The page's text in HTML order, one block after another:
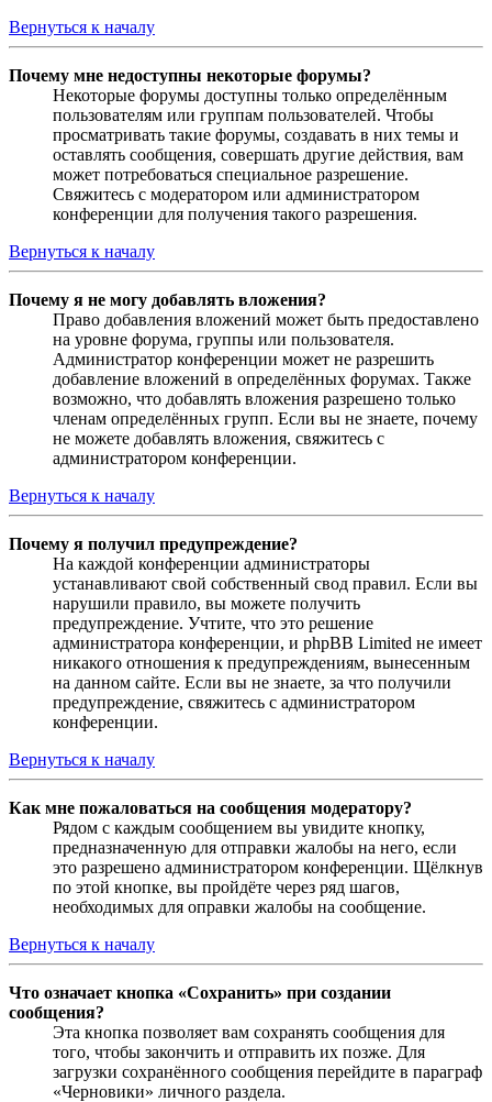
Вернуться к началу
Почему мне недоступны некоторые форумы?
Некоторые форумы доступны только определённым
пользователям или группам пользователей. Чтобы
просматривать такие форумы, создавать в них темы и
оставлять сообщения, совершать другие действия, вам
может потребоваться специальное разрешение.
Свяжитесь с модератором или администратором
конференции для получения такого разрешения.
Вернуться к началу
Почему я не могу добавлять вложения?
Право добавления вложений может быть предоставлено
на уровне форума, группы или пользователя.
Администратор конференции может не разрешить
добавление вложений в определённых форумах. Также
возможно, что добавлять вложения разрешено только
членам определённых групп. Если вы не знаете, почему
не можете добавлять вложения, свяжитесь с
администратором конференции.
Вернуться к началу
Почему я получил предупреждение?
На каждой конференции администраторы
устанавливают свой собственный свод правил. Если вы
нарушили правило, вы можете получить
предупреждение. Учтите, что это решение
администратора конференции, и phpBB Limited не имеет
никакого отношения к предупреждениям, вынесенным
на данном сайте. Если вы не знаете, за что получили
предупреждение, свяжитесь с администратором
конференции.
Вернуться к началу
Как мне пожаловаться на сообщения модератору?
Рядом с каждым сообщением вы увидите кнопку,
предназначенную для отправки жалобы на него, если
это разрешено администратором конференции. Щёлкнув
по этой кнопке, вы пройдёте через ряд шагов,
необходимых для оправки жалобы на сообщение.
Вернуться к началу
Что означает кнопка «Сохранить» при создании
сообщения?
Эта кнопка позволяет вам сохранять сообщения для
того, чтобы закончить и отправить их позже. Для
загрузки сохранённого сообщения перейдите в параграф
«Черновики» личного раздела.